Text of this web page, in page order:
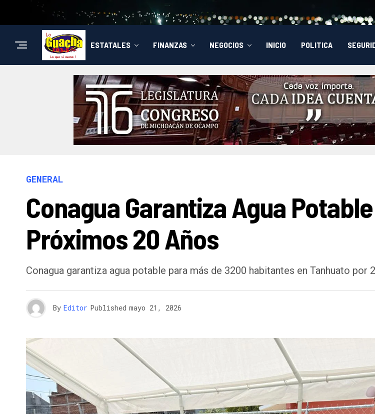
ESTATALES FINANZAS NEGOCIOS INICIO POLITICA
GENERAL
Conagua Garantiza Agua
Próximos 20 Años
Conagua garantiza agua potable para más de 3200 habitantes en Tanhuato por
By Editor Published mayo 21, 2026